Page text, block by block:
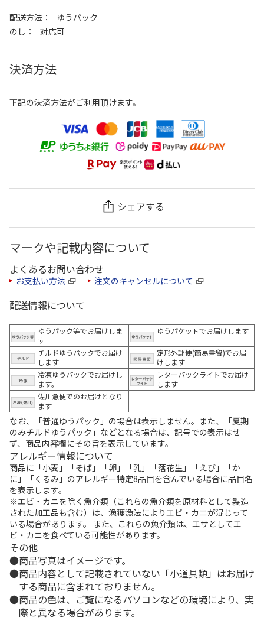
配送方法
ゆうパック
のし
対応可
決済方法
下記の決済方法がご利用頂けます。
シェアする
マークや記載内容について
よくあるお問い合わせ
お支払い方法 注文のキャンセルについて
配送情報について
ゆうパック等でお届けしま
す
ゆうパケットでお届けします
チルドゆうパックでお届け
します
定形外郵便(簡易書留)でお届
けします
冷凍ゆうパックでお届けし
ます。
レターパックライトでお届け
します
佐川急便でのお届けとなり
ます
なお、「普通ゆうパック」の場合は表示しません。また、「夏期
のみチルドゆうパック」などとなる場合は、記号での表示はせ
ず、商品内容欄にその旨を表示しています。
アレルギー情報について
商品に「小麦」「そば」「卵」「乳」「落花生」「えび」「か
に」「くるみ」のアレルギー特定8品目を含んでいる場合に品目名
を表示します。
※エビ・カニを除く魚介類（これらの魚介類を原材料として製造
された加工品も含む）は、漁獲漁法によりエビ・カニが混じって
いる場合があります。 また、これらの魚介類は、エサとしてエ
ビ・カニを食べている可能性があります。
その他
商品写真はイメージです。
商品内容として記載されていない「小道具類」はお届け
する商品に含まれておりません。
商品の色は、ご覧になるパソコンなどの環境により、実
際と異なる場合があります。